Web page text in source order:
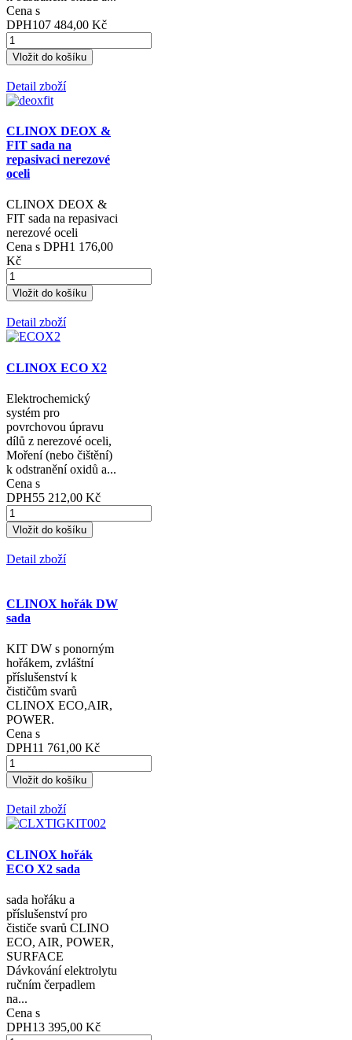
Cena s
DPH107 484,00 Kč
Detail zboží
CLINOX DEOX &
FIT sada na
repasivaci nerezové
oceli
CLINOX DEOX &
FIT sada na repasivaci
nerezové oceli
Cena s DPH1 176,00
Kč
Detail zboží
CLINOX ECO X2
Elektrochemický
systém pro
povrchovou úpravu
dílů z nerezové oceli,
Moření (nebo čištění)
k odstranění oxidů a...
Cena s
DPH55 212,00 Kč
Detail zboží
CLINOX hořák DW
sada
KIT DW s ponorným
hořákem, zvláštní
příslušenství k
čističům svarů
CLINOX ECO,AIR,
POWER.
Cena s
DPH11 761,00 Kč
Detail zboží
CLINOX hořák
ECO X2 sada
sada hořáku a
příslušenství pro
čističe svarů CLINO
ECO, AIR, POWER,
SURFACE
Dávkování elektrolytu
ručním čerpadlem
na...
Cena s
DPH13 395,00 Kč